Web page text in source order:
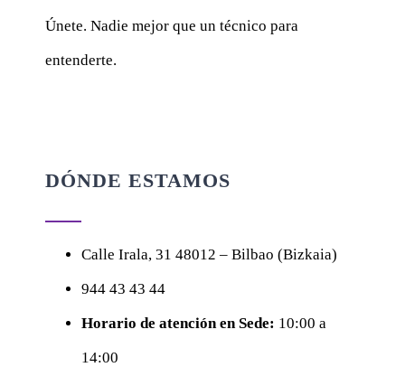
Únete. Nadie mejor que un técnico para
entenderte.
DÓNDE ESTAMOS
Calle Irala, 31 48012 – Bilbao (Bizkaia)
944 43 43 44
Horario de atención en Sede: 10:00 a
14:00